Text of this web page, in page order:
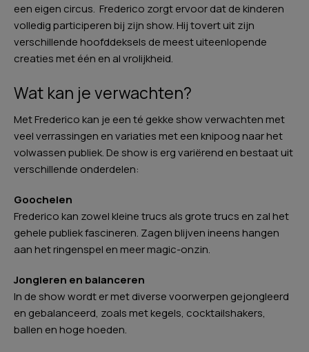
een eigen circus. Frederico zorgt ervoor dat de kinderen
volledig participeren bij zijn show. Hij tovert uit zijn
verschillende hoofddeksels de meest uiteenlopende
creaties met één en al vrolijkheid.
Wat kan je verwachten?
Met Frederico kan je een té gekke show verwachten met
veel verrassingen en variaties met een knipoog naar het
volwassen publiek. De show is erg variërend en bestaat uit
verschillende onderdelen:
Goochelen
Frederico kan zowel kleine trucs als grote trucs en zal het
gehele publiek fascineren. Zagen blijven ineens hangen
aan het ringenspel en meer magic-onzin.
Jongleren en balanceren
In de show wordt er met diverse voorwerpen gejongleerd
en gebalanceerd, zoals met kegels, cocktailshakers,
ballen en hoge hoeden.